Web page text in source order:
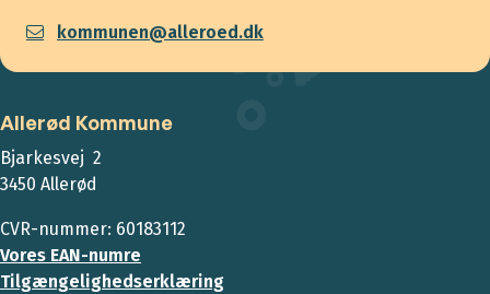
kommunen@alleroed.dk
Allerød Kommune
Bjarkesvej 2
3450 Allerød
CVR-nummer: 60183112
Vores EAN-numre
Tilgængelighedserklæring